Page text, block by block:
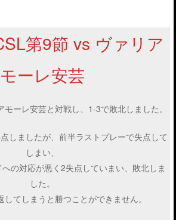
第9節 vs ヴァリア
モーレ安芸
ーレ安芸と対戦し、1-3で敗北しました。
しましたが、前半ラストプレーで失点して
しまい、
の対応が悪く2失点していまい、敗北しま
した。
てしまうと勝つことができません。